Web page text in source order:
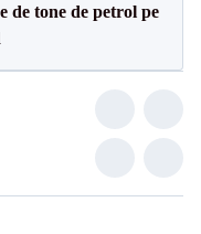
de tone de petrol pe